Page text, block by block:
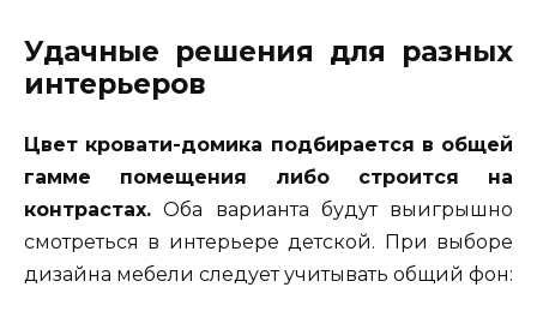
Удачные решения для разных
интерьеров
Цвет кровати-домика подбирается в общей
гамме помещения либо строится на
контрастах. Оба варианта будут выигрышно
смотреться в интерьере детской. При выборе
дизайна мебели следует учитывать общий фон: